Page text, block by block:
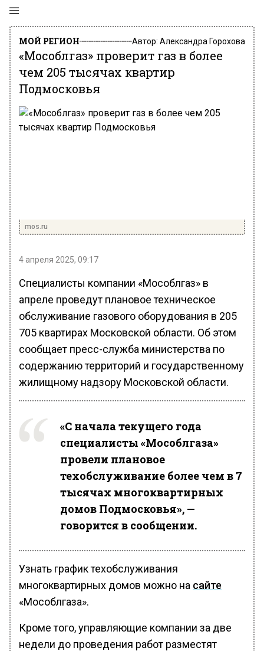
МОЙ РЕГИОН Автор: Александра Горохова
«Мособлгаз» проверит газ в более
чем 205 тысячах квартир
Подмосковья
mos.ru
4 апреля 2025, 09:17
Специалисты компании «Мособлгаз» в
апреле проведут плановое техническое
обслуживание газового оборудования в 205
705 квартирах Московской области. Об этом
сообщает пресс-служба министерства по
содержанию территорий и государственному
жилищному надзору Московской области.
«С начала текущего года
специалисты «Мособлгаза»
провели плановое
техобслуживание более чем в 7
тысячах многоквартирных
домов Подмосковья», —
говорится в сообщении.
Узнать график техобслуживания
многоквартирных домов можно на сайте
«Мособлгаза».
Кроме того, управляющие компании за две
недели до проведения работ разместят